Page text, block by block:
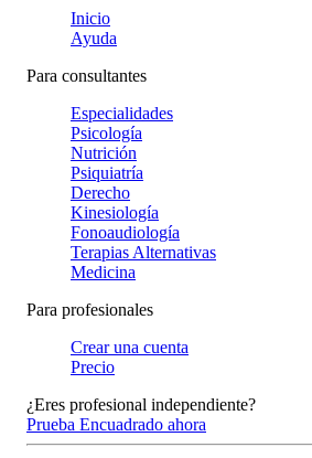
Inicio
Ayuda
Para consultantes
Especialidades
Psicología
Nutrición
Psiquiatría
Derecho
Kinesiología
Fonoaudiología
Terapias Alternativas
Medicina
Para profesionales
Crear una cuenta
Precio
¿Eres profesional independiente?
Prueba Encuadrado ahora